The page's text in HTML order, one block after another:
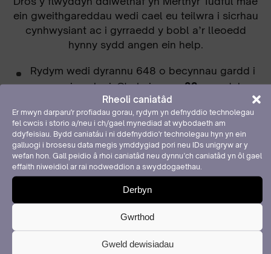
Rheoli caniatâd
Er mwyn darparu'r profiadau gorau, rydym yn defnyddio technolegau
fel cwcis i storio a/neu i ch/gael mynediad at wybodaeth am
ddyfeisiau. Bydd caniatáu i ni ddefnyddio'r technolegau hyn yn ein
galluogi i brosesu data megis ymddygiad pori neu IDs unigryw ar y
wefan hon. Gall peidio â rhoi caniatâd neu dynnu’ch caniatâd yn ôl gael
effaith niweidiol ar rai nodweddion a swyddogaethau.
Derbyn
Gwrthod
Gweld dewisiadau
ein gweithgareddau wedi cael eu teilwra i sicrhau
cynhwysiant ac i gyrraedd y bobl a’r lleoedd
hynny sydd angen ein help.
Rydym wedi dyrannu 648 o becynnau gardd i
grwpiau eleni. O'r rhain mae32yn ardal
Merthyr Tudful.
Mae6o’r rhain wedi cael eu dyrannu i grwpiau
â chyfranogwyr anabl.
Mae9o’r rhain wedi cael eu dyrannu i grwpiau
sydd yn cynnwys cyfranogwyr o dan anfantais
gymdeithasol.
o’r rhain wedi cael eu dyrannu i grwpiau
sydd yn cynnwys pobl ifanc.